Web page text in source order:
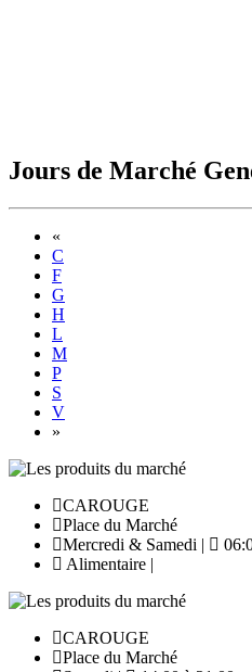
Jours de Marché
«
C
F
G
H
L
M
P
S
V
»
CAROUGE
Place du Marché
Mercredi & Samedi |
Alimentaire |
CAROUGE
Place du Marché